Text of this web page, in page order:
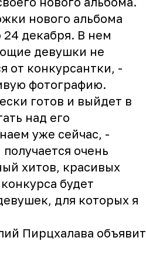
нового альбома
24 декабря. В нем
девушки не
от конкурсантки, -
фотографию.
готов и выйдет в
над его
уже сейчас, -
очень
хитов, красивых
будет
для которых я
Пирцхалава объявит